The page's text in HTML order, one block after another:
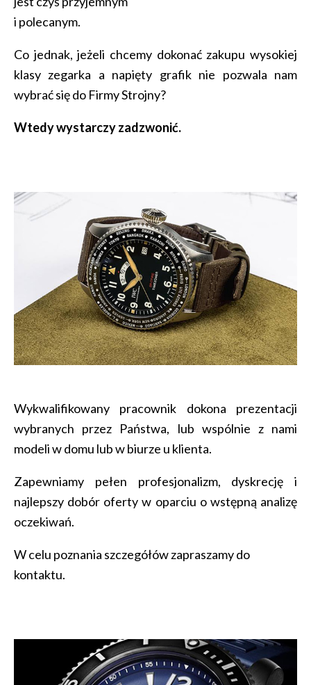
i polecanym.
Co jednak, jeżeli chcemy dokonać zakupu wysokiej
klasy zegarka a napięty grafik nie pozwala nam
wybrać się do Firmy Strojny?
Wtedy wystarczy zadzwonić.
Wykwalifikowany pracownik dokona prezentacji
wybranych przez Państwa, lub wspólnie z nami
modeli w domu lub w biurze u klienta.
Zapewniamy pełen profesjonalizm, dyskrecję i
najlepszy dobór oferty w oparciu o wstępną analizę
oczekiwań.
W celu poznania szczegółów zapraszamy do
kontaktu.